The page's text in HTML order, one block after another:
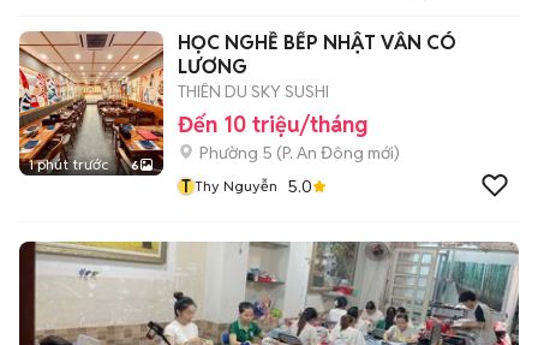
1 phút trước 6
HỌC NGHỀ BẾP NHẬT VẪN CÓ
LƯƠNG
THIÊN DU SKY SUSHI
Đến 10 triệu/tháng
Phường 5 (P. An Đông mới)
T Thy Nguyễn 5.0